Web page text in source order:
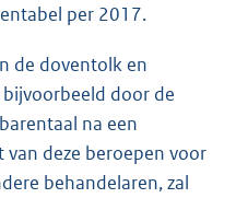
per 2017.
de doventolk en
door de
na een
van deze beroepen voor
behandelaren, zal